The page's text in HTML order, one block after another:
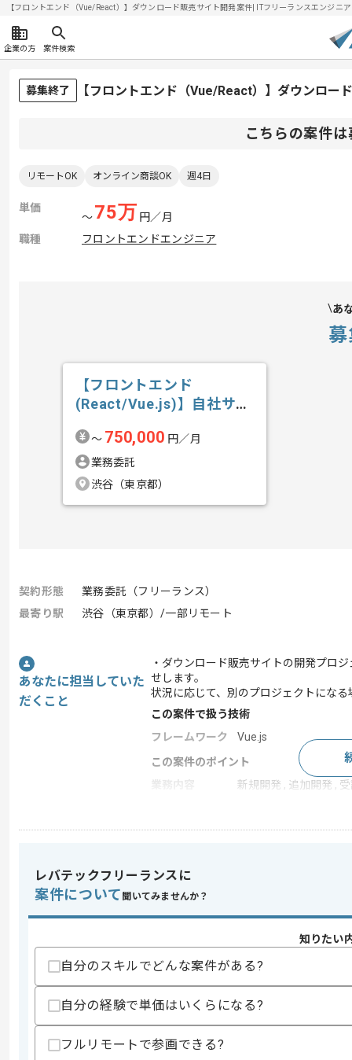
【フロントエンド（Vue/React）】ダウンロード販売サイト開発案件| ITフリーランスエンジ
企業の方 案件検索
募集終了 【フロントエンド（Vue/React）】ダウンロー
こちらの案件
リモートOK オンライン商談OK 週4日
単価
〜75万 円／月
職種
フロントエンドエンジニア
あ
【フロントエンド
(React/Vue.js)】自社サー
〜 750,000 円／月
業務委託
渋谷（東京都）
契約形態
業務委託（フリーランス）
最寄り駅
渋谷（東京都）/一部リモート
あなたに担当していた
だくこと
・ダウンロード販売サイトの開発プロ
せします。
状況に応じて、別のプロジェクトになる
この案件で扱う技術
フレームワーク
Vue.js
この案件のポイント
新規開発 , 追加開発 ,
スキル
求めるスキル
・フロントサイドの開発経験3年以上
Vue.jsを用いた開発経験
上記に似た経験やスキルをお持ちであれば申
レバテックフリーランスに
案件について 聞いてみませんか？
知りたい
自分のスキルでどんな案件がある?
自分の経験で単価はいくらになる?
フルリモートで参画できる?